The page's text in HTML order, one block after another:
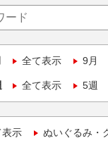
全て表示 9月
全て表示 5週
表示 ぬいぐるみ・